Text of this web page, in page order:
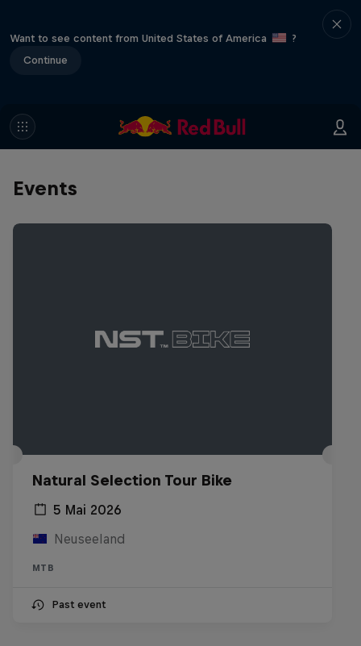
Want to see content from United States of America
?
Continue
Events
Natural Selection Tour Bike
5 Mai 2026
Neuseeland
MTB
Past event